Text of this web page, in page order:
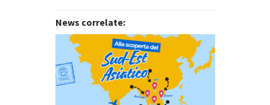
News correlate: